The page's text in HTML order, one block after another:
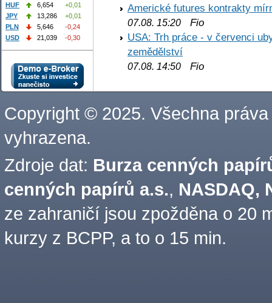
Americké futures kontrakty
07.08. 15:20 Fio
USA: Trh práce - v červenci
zemědělství
07.08. 14:50 Fio
HUF
6,654
+0,01
JPY
13,286
+0,01
PLN
5,646
-0,24
USD
21,039 -0,30
Copyright © 2025. Všechna práva
vyhrazena.
Zdroje dat: Burza cenných
cenných papírů a.s., NASDAQ,
ze zahraničí jsou zpožděna o 20
kurzy z BCPP, a to o 15 min.